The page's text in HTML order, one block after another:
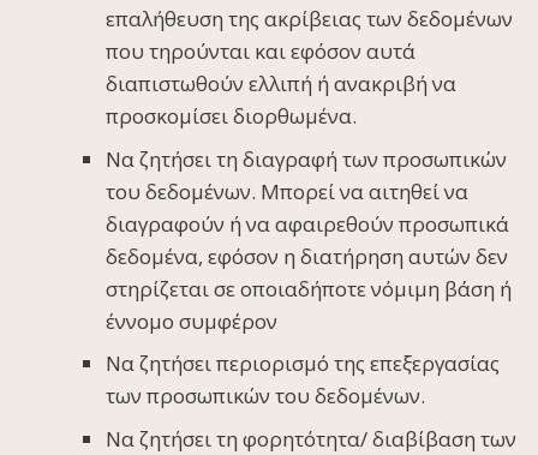
επαλήθευση της ακρίβειας των δεδομένων
που τηρούνται και εφόσον αυτά
διαπιστωθούν ελλιπή ή ανακριβή να
προσκομίσει διορθωμένα.
Να ζητήσει τη διαγραφή των προσωπικών
του δεδομένων. Μπορεί να αιτηθεί να
διαγραφούν ή να αφαιρεθούν προσωπικά
δεδομένα, εφόσον η διατήρηση αυτών δεν
στηρίζεται σε οποιαδήποτε νόμιμη βάση ή
έννομο συμφέρον
Να ζητήσει περιορισμό της επεξεργασίας
των προσωπικών του δεδομένων.
Να ζητήσει τη φορητότητα/ διαβίβαση των